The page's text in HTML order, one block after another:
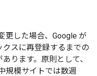
更した場合、Google が
スに再登録するまでの
ります。原則として、
規模サイトでは数週